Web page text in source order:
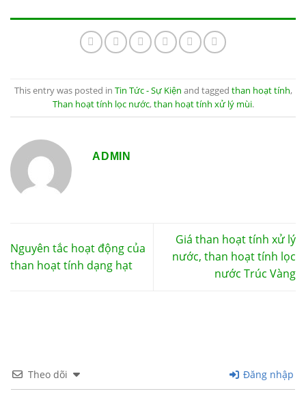
This entry was posted in Tin Tức - Sự Kiện and tagged than hoạt tính,
Than hoạt tính lọc nước,than hoạt tính xử lý mùi.
ADMIN
Nguyên tắc hoạt động của
than hoạt tính dạng hạt
Giá than hoạt tính xử lý
nước, than hoạt tính lọc
nước Trúc Vàng
Theo dõi Đăng nhập